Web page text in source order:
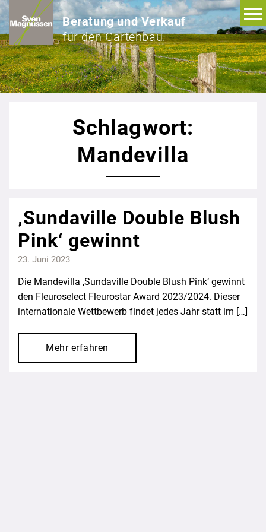
Beratung und Verkauf
für den Gartenbau.
Schlagwort:
Mandevilla
‚Sundaville Double Blush
Pink‘ gewinnt
23. Juni 2023
Die Mandevilla ‚Sundaville Double Blush Pink‘ gewinnt
den Fleuroselect Fleurostar Award 2023/2024. Dieser
internationale Wettbewerb findet jedes Jahr statt im […]
Mehr erfahren